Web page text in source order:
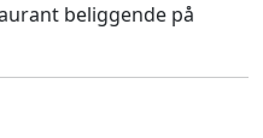
beliggende på